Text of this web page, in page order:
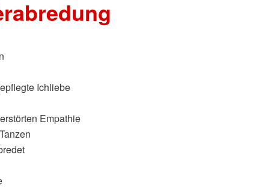
Ichliebe
Empathie